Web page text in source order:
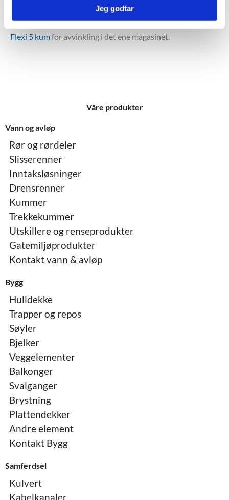
Jeg godtar
For å utnytte tomtens areale best mulig er det satt inn en
Flexi 5 kumfor avvinkling i det ene magasinet.
Våre produkter
Vann og avløp
Rør og rørdeler
Slisserenner
Inntaksløsninger
Drensrenner
Kummer
Trekkekummer
Utskillere og renseprodukter
Gatemiljøprodukter
Kontakt vann & avløp
Bygg
Hulldekke
Trapper og repos
Søyler
Bjelker
Veggelementer
Balkonger
Svalganger
Brystning
Plattendekker
Andre element
Kontakt Bygg
Samferdsel
Kulvert
Kabelkanaler